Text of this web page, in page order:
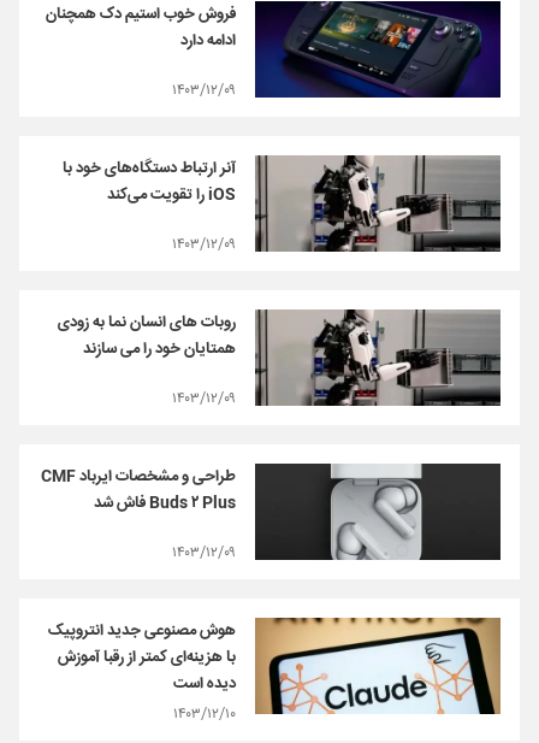
فروش خوب استیم دک همچنان
ادامه دارد
۱۴۰۳/۱۲/۰۹
آنر ارتباط دستگاه‌های خود با
iOS را تقویت می‌کند
۱۴۰۳/۱۲/۰۹
روبات های انسان نما به زودی
همتایان خود را می سازند
۱۴۰۳/۱۲/۰۹
طراحی و مشخصات ایرباد CMF
Buds ۲ Plus فاش شد
۱۴۰۳/۱۲/۰۹
هوش مصنوعی جدید انتروپیک
با هزینه‌ای کمتر از رقبا آموزش
دیده است
۱۴۰۳/۱۲/۱۰